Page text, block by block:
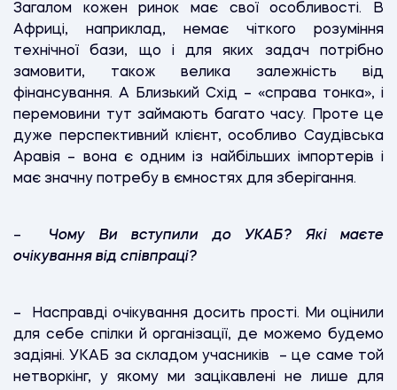
Загалом кожен ринок має свої особливості. В
Африці, наприклад, немає чіткого розуміння
технічної бази, що і для яких задач потрібно
замовити, також велика залежність від
фінансування. А Близький Схід – «справа тонка», і
перемовини тут займають багато часу. Проте це
дуже перспективний клієнт, особливо Саудівська
Аравія – вона є одним із найбільших імпортерів і
має значну потребу в ємностях для зберігання.
– Чому Ви вступили до УКАБ? Які маєте
очікування від співпраці?
– Насправді очікування досить прості. Ми оцінили
для себе спілки й організації, де можемо будемо
задіяні. УКАБ за складом учасників – це саме той
нетворкінг, у якому ми зацікавлені не лише для